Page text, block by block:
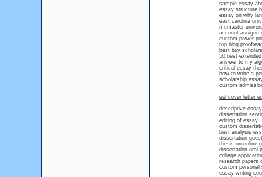
sample essay
essay structure
essay on why
east carolina
mcmaster
account
custom power
top blog
best buy
50 best
answer to my
critical essay
how to write a
scholarship
custom
esl cover letter
descriptive
dissertation
editing of essay
custom
best analysis
dissertation
thesis on online
dissertation oral
college
research papers
custom personal
essay writing